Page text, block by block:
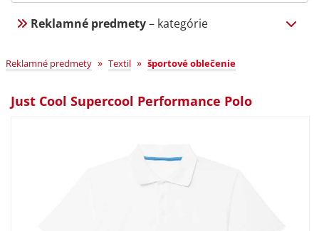
Reklamné predmety– kategórie
Reklamné predmety » Textil » športové oblečenie
Just Cool Supercool Performance Polo